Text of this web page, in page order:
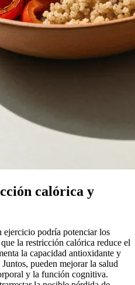
calórica y
podría potenciar los
la restricción calórica reduce el
la capacidad antioxidante y
pueden mejorar la salud
y la función cognitiva.